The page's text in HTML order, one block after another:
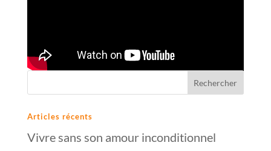
Articles récents
Vivre sans son amour inconditionnel